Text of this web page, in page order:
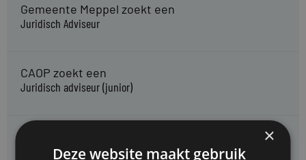
Gemeente Meppel zoekt een
Juridisch Adviseur
CAOP zoekt een
Juridisch adviseur (junior)
Jurist- secretaris
×
Deze website maakt gebruik